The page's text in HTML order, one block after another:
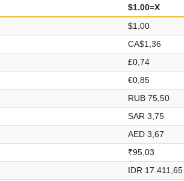
$1.00=X
$1,00
CA$1,36
£0,74
€0,85
RUB 75,50
SAR 3,75
AED 3,67
₹95,03
IDR 17.411,65